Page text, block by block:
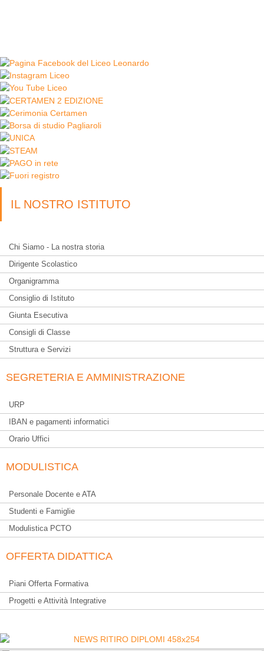
IL NOSTRO ISTITUTO
Chi Siamo - La nostra storia
Dirigente Scolastico
Organigramma
Consiglio di Istituto
Giunta Esecutiva
Consigli di Classe
Struttura e Servizi
SEGRETERIA E AMMINISTRAZIONE
URP
IBAN e pagamenti informatici
Orario Uffici
MODULISTICA
Personale Docente e ATA
Studenti e Famiglie
Modulistica PCTO
OFFERTA DIDATTICA
Piani Offerta Formativa
Progetti e Attività Integrative